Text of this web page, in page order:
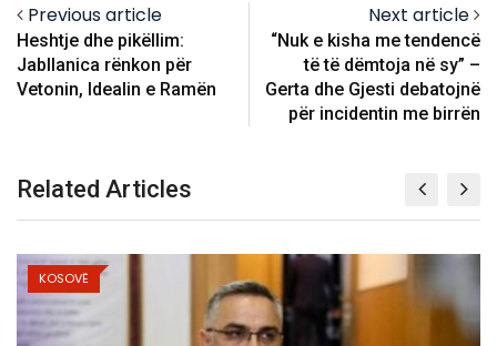
Previous article
Heshtje dhe pikëllim:
Jabllanica rënkon për
Vetonin, Idealin e Ramën
Next article
“Nuk e kisha me tendencë
të të dëmtoja në sy” –
Gerta dhe Gjesti debatojnë
për incidentin me birrën
Related Articles
KOSOVË